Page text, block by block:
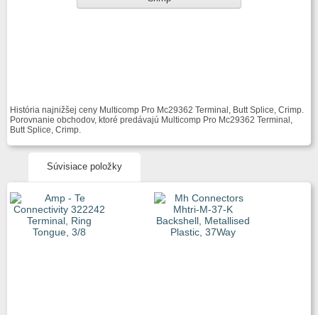
História najnižšej ceny Multicomp Pro Mc29362 Terminal, Butt Splice, Crimp.
Porovnanie obchodov, ktoré predávajú Multicomp Pro Mc29362 Terminal,
Butt Splice, Crimp.
Súvisiace položky